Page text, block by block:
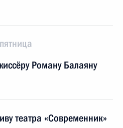
Роману Балаяну
театра «Современник»